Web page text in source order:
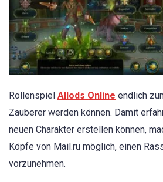
Rollenspiel Allods Online endlich
Zauberer werden können. Damit
neuen Charakter erstellen können,
Köpfe von Mail.ru möglich, einen
vorzunehmen.